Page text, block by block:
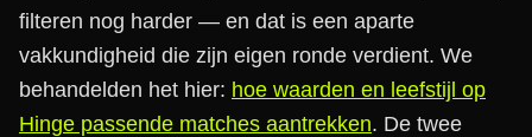
filteren nog harder — en dat is een aparte
vakkundigheid die zijn eigen ronde verdient. We
behandelden het hier: hoe waarden en leefstijl op
Hinge passende matches aantrekken. De twee